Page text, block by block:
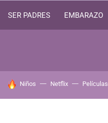
SER PADRES EMBARAZO
HOY SE HABLA DE
Niños Netflix Películas